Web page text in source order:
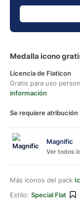
Medalla icono
Licencia de Flaticon
Gratis para uso
información
Se requiere atribución
Magnific
Ver todos
Más iconos del pack
Estilo: Special Flat